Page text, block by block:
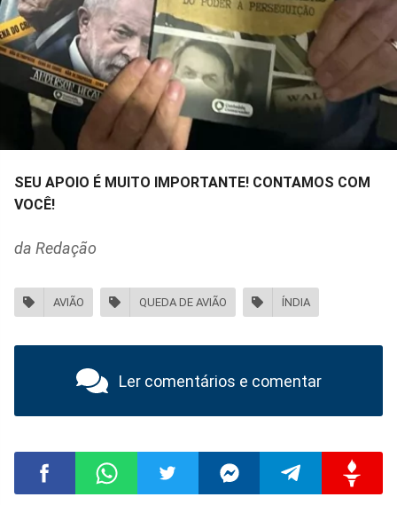
SEU APOIO É MUITO IMPORTANTE! CONTAMOS COM
VOCÊ!
da Redação
AVIÃO QUEDA DE AVIÃO ÍNDIA
Ler comentários e comentar